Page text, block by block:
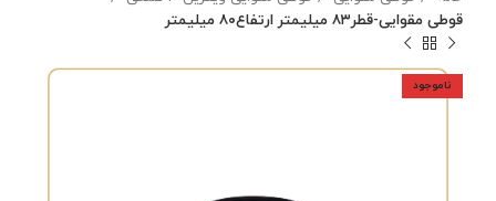
قوطی مقوایی-قطر۸۳ میلیمتر ارتفاع۸۰ میلیمتر
ناموجود